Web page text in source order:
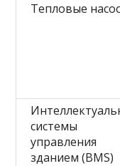
Тепловые
системы
управления
зданием (BMS)